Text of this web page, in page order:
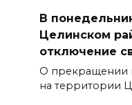
В
Целинском
отключение
О прекращении
на территории